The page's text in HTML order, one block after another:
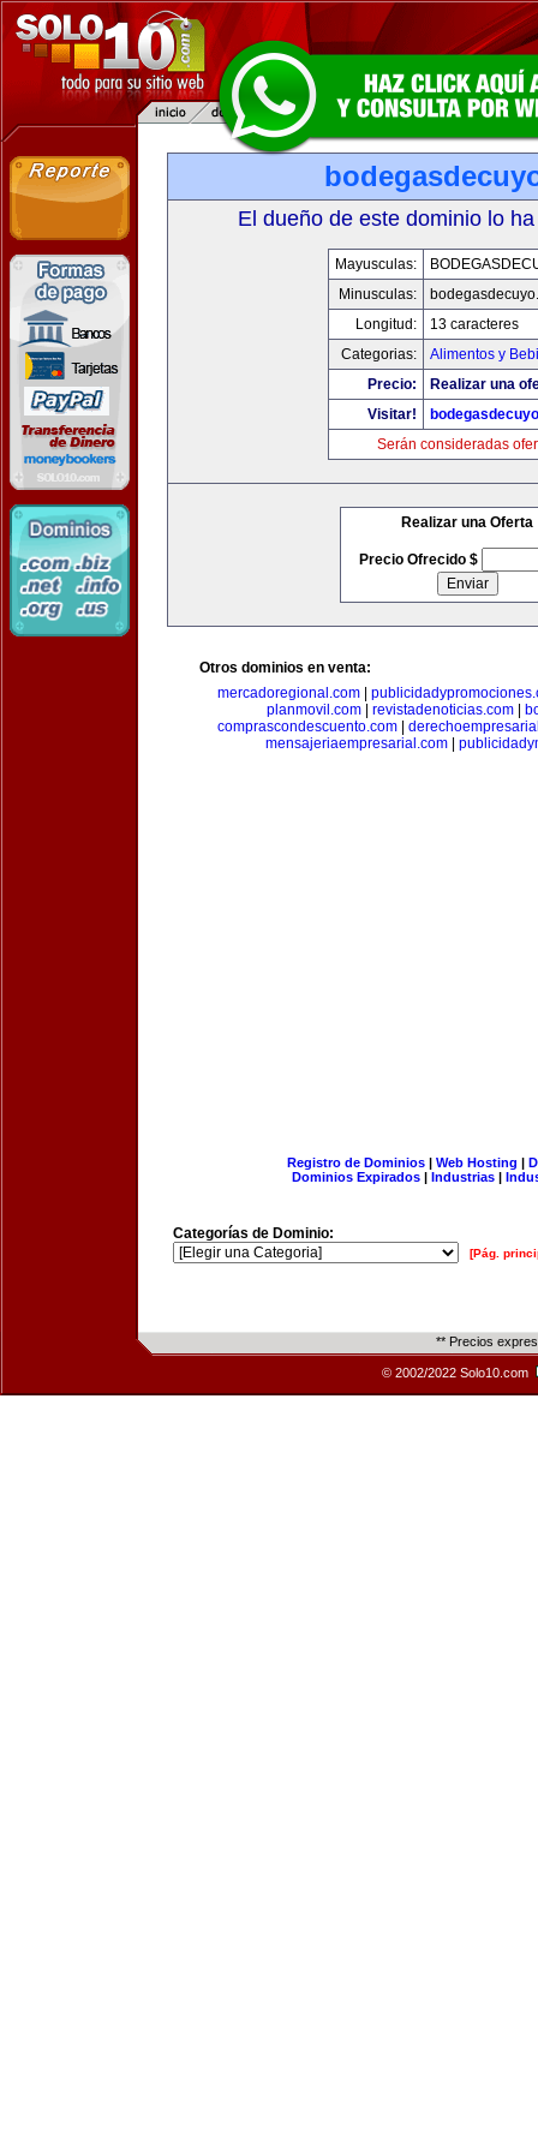
El dueño de este dominio lo
Mayusculas:
Minusculas:
Longitud:
13 caracteres
Categorias:
Alimentos y
Precio:
Realizar una
Visitar!
Serán consideradas
Realizar una Oferta
Precio Ofrecido $
Otros dominios en venta:
mercadoregional.com
planmovil.com| revistadenoticias.com|
comprascondescuento.com
mensajeriaempresarial.com|
Registro de Dominios| Web Hosting |
Dominios Expirados | Industrias |
Categorías de Dominio:
[Pág.
** Precios
© 2002/2022 Solo10.com